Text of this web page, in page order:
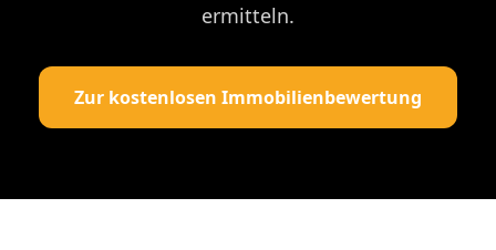
ermitteln.
Zur kostenlosen Immobilienbewertung